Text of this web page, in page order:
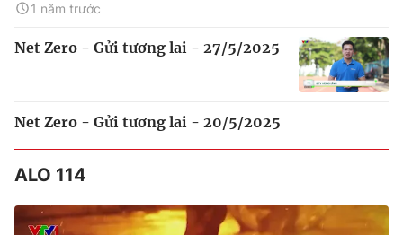
1 năm trước
Net Zero - Gửi tương lai - 27/5/2025
Net Zero - Gửi tương lai - 20/5/2025
ALO 114